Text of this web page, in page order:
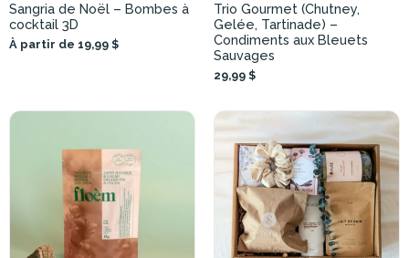
Sangria de Noël – Bombes à
cocktail 3D
À partir de 19,99 $
Trio Gourmet (Chutney,
Gelée, Tartinade) –
Condiments aux Bleuets
Sauvages
29,99 $